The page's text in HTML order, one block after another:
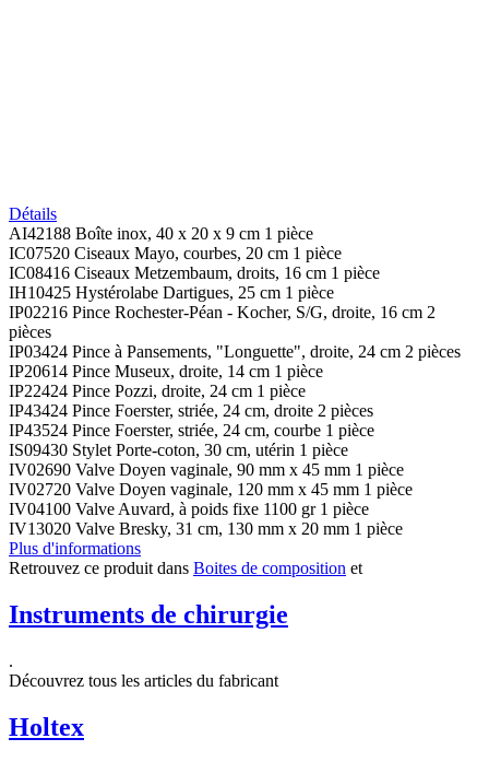
Détails
AI42188 Boîte inox, 40 x 20 x 9 cm 1 pièce
IC07520 Ciseaux Mayo, courbes, 20 cm 1 pièce
IC08416 Ciseaux Metzembaum, droits, 16 cm 1 pièce
IH10425 Hystérolabe Dartigues, 25 cm 1 pièce
IP02216 Pince Rochester-Péan - Kocher, S/G, droite, 16 cm 2
pièces
IP03424 Pince à Pansements, "Longuette", droite, 24 cm 2 pièces
IP20614 Pince Museux, droite, 14 cm 1 pièce
IP22424 Pince Pozzi, droite, 24 cm 1 pièce
IP43424 Pince Foerster, striée, 24 cm, droite 2 pièces
IP43524 Pince Foerster, striée, 24 cm, courbe 1 pièce
IS09430 Stylet Porte-coton, 30 cm, utérin 1 pièce
IV02690 Valve Doyen vaginale, 90 mm x 45 mm 1 pièce
IV02720 Valve Doyen vaginale, 120 mm x 45 mm 1 pièce
IV04100 Valve Auvard, à poids fixe 1100 gr 1 pièce
IV13020 Valve Bresky, 31 cm, 130 mm x 20 mm 1 pièce
Plus d'informations
Retrouvez ce produit dans Boites de composition et
Instruments de chirurgie
.
Découvrez tous les articles du fabricant
Holtex